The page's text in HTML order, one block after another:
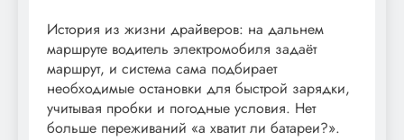
История из жизни драйверов: на дальнем
маршруте водитель электромобиля задаёт
маршрут, и система сама подбирает
необходимые остановки для быстрой зарядки,
учитывая пробки и погодные условия. Нет
больше переживаний «а хватит ли батареи?».